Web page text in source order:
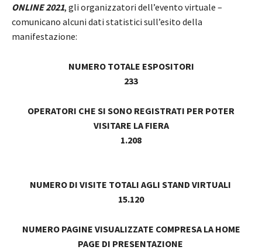
ONLINE 2021, gli organizzatori dell’evento virtuale –
comunicano alcuni dati statistici sull’esito della
manifestazione:
NUMERO TOTALE ESPOSITORI
233
OPERATORI CHE SI SONO REGISTRATI PER POTER
VISITARE LA FIERA
1.208
NUMERO DI VISITE TOTALI AGLI STAND VIRTUALI
15.120
NUMERO PAGINE VISUALIZZATE COMPRESA LA HOME
PAGE DI PRESENTAZIONE